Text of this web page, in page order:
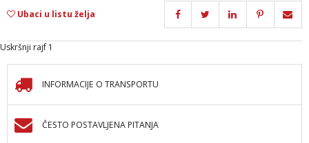
Ubaci u listu želja
Uskršnji rajf 1
INFORMACIJE O TRANSPORTU
ČESTO POSTAVLJENA PITANJA